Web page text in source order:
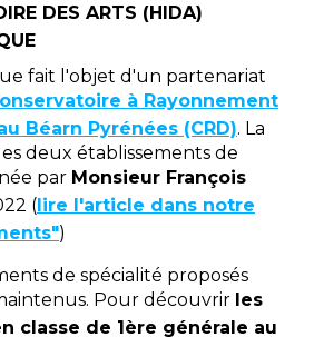
DES ARTS (HIDA)
fait l'objet d'un partenariat
à Rayonnement
Béarn Pyrénées (CRD). La
deux établissements de
par Monsieur François
(lire l'article dans notre
)
de spécialité proposés
Pour découvrir les
classe de 1ère générale au